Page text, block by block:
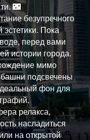
🌃
безупречного
Пока
перед вами
истории города.
мимо
подсвечены
фон для
релакса,
насладиться
на открытой